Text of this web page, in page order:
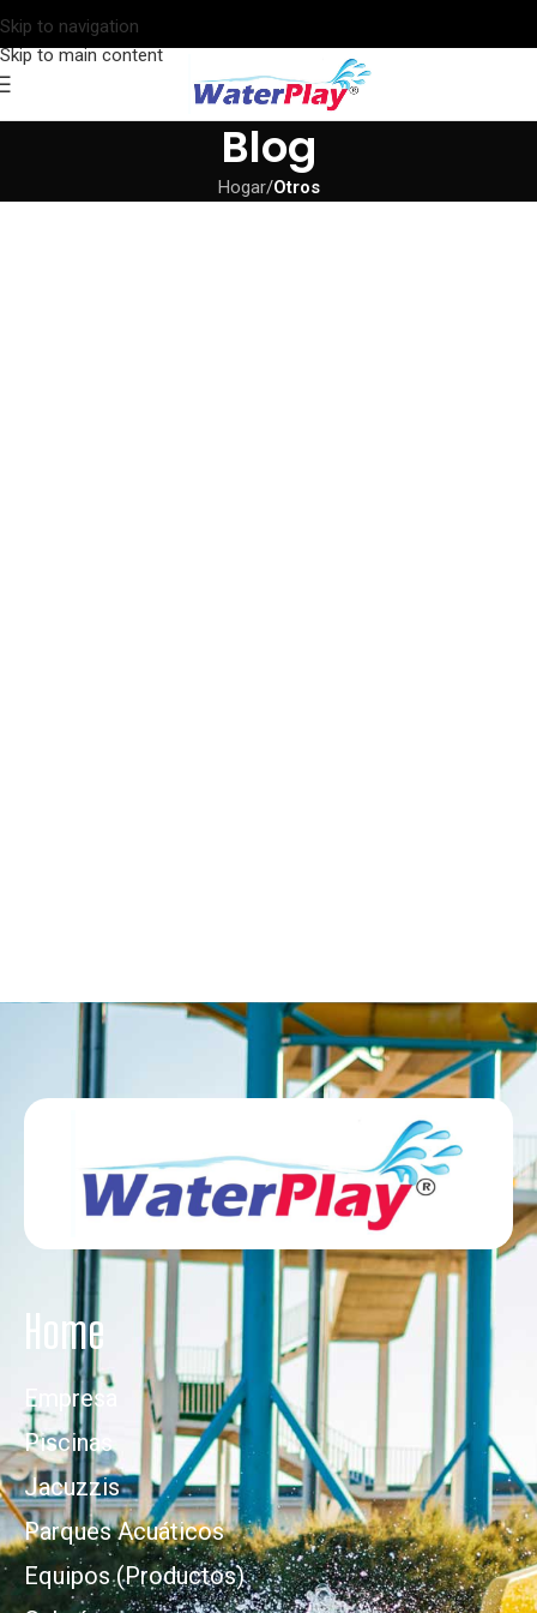
Skip to navigation
Skip to main content
Blog
Hogar/Otros
Home
Empresa
Piscinas
Jacuzzis
Parques Acuáticos
Equipos (Productos)